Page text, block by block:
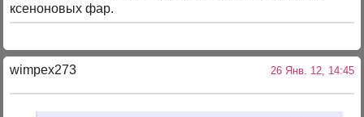
ксеноновых фар.
wimpex273 26 Янв. 12, 14:45